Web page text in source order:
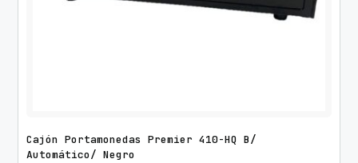
Cajón Portamonedas Premier 410-HQ B/
Automático/ Negro